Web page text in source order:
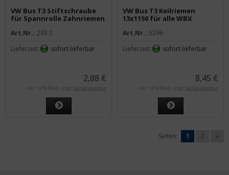
VW Bus T3 Stiftschraube
für Spannrolle Zahnriemen
Art.Nr.: 293.S
Lieferzeit:
sofort lieferbar
2,88 €
inkl. 19 % MwSt. zzgl. Versandkosten
VW Bus T3 Keilriemen
13x1150 für alle WBX
Art.Nr.: 5296
Lieferzeit:
sofort lieferbar
8,45 €
inkl. 19 % MwSt. zzgl. Versandkosten
Seiten: 1 2 »